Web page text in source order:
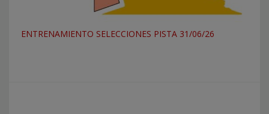
ENTRENAMIENTO SELECCIONES PISTA 31/06/26